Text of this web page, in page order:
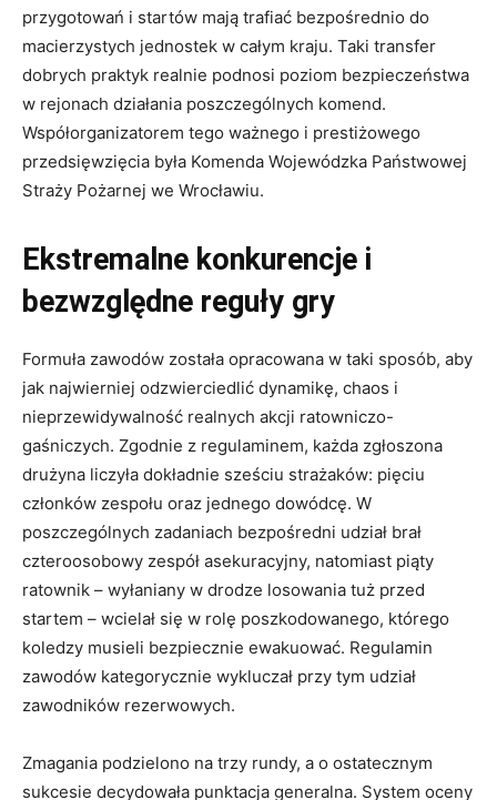
przygotowań i startów mają trafiać bezpośrednio do
macierzystych jednostek w całym kraju. Taki transfer
dobrych praktyk realnie podnosi poziom bezpieczeństwa
w rejonach działania poszczególnych komend.
Współorganizatorem tego ważnego i prestiżowego
przedsięwzięcia była Komenda Wojewódzka Państwowej
Straży Pożarnej we Wrocławiu.
Ekstremalne konkurencje i
bezwzględne reguły gry
Formuła zawodów została opracowana w taki sposób, aby
jak najwierniej odzwierciedlić dynamikę, chaos i
nieprzewidywalność realnych akcji ratowniczo-
gaśniczych. Zgodnie z regulaminem, każda zgłoszona
drużyna liczyła dokładnie sześciu strażaków: pięciu
członków zespołu oraz jednego dowódcę. W
poszczególnych zadaniach bezpośredni udział brał
czteroosobowy zespół asekuracyjny, natomiast piąty
ratownik – wyłaniany w drodze losowania tuż przed
startem – wcielał się w rolę poszkodowanego, którego
koledzy musieli bezpiecznie ewakuować. Regulamin
zawodów kategorycznie wykluczał przy tym udział
zawodników rezerwowych.
Zmagania podzielono na trzy rundy, a o ostatecznym
sukcesie decydowała punktacja generalna. System oceny